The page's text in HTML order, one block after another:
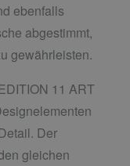
ebenfalls
abgestimmt,
gewährleisten.
11 ART
Der
gleichen